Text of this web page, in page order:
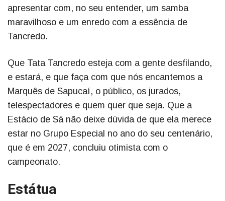
apresentar com, no seu entender, um samba
maravilhoso e um enredo com a essência de
Tancredo.
Que Tata Tancredo esteja com a gente desfilando,
e estará, e que faça com que nós encantemos a
Marquês de Sapucaí, o público, os jurados,
telespectadores e quem quer que seja. Que a
Estácio de Sá não deixe dúvida de que ela merece
estar no Grupo Especial no ano do seu centenário,
que é em 2027, concluiu otimista com o
campeonato.
Estátua